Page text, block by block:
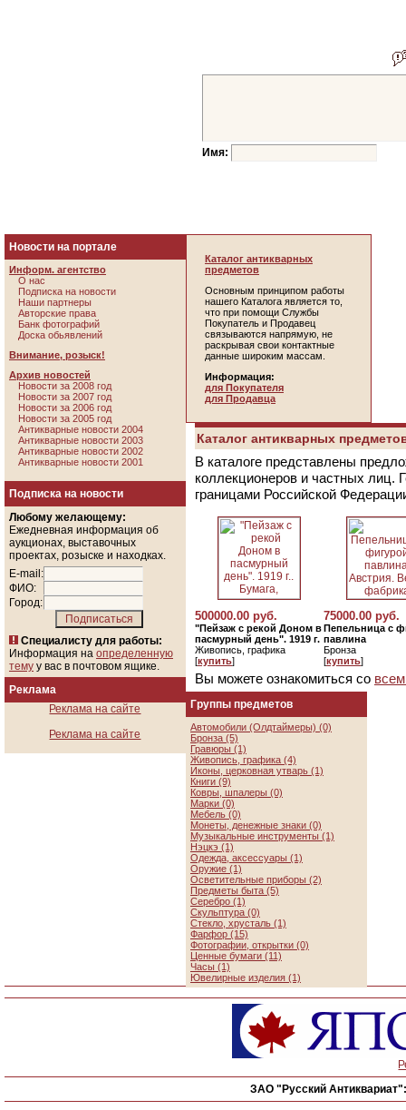
Имя:
Новости на портале
Информ. агентство
О нас
Подписка на новости
Наши партнеры
Авторские права
Банк фотографий
Доска обьявлений
Внимание, розыск!
Архив новостей
Новости за 2008 год
Новости за 2007 год
Новости за 2006 год
Новости за 2005 год
Антикварные новости 2004
Антикварные новости 2003
Антикварные новости 2002
Антикварные новости 2001
Подписка на новости
Любому желающему:
Ежедневная информация об
аукционах, выставочных
проектах, розыске и находках.
E-mail:
ФИО:
Город:
Специалисту для работы:
Информация на определенную
тему у вас в почтовом ящике.
Реклама
Реклама на сайте
Реклама на сайте
Каталог антикварных
предметов
Основным принципом работы
нашего Каталога является то,
что при помощи Службы
Покупатель и Продавец
связываются напрямую, не
раскрывая свои контактные
данные широким массам.
Информация:
для Покупателя
для Продавца
Каталог антикварных
В каталоге представлены
коллекционеров и частных лиц.
границами Российской
500000.00 руб.
"Пейзаж с рекой Доном в
пасмурный день". 1919 г.
Живопись, графика
[купить]
75000.00 руб.
Пепельница с
павлина
Бронза
[купить]
Вы можете ознакомиться со
Группы предметов
Автомобили (Олдтаймеры) (0)
Бронза (5)
Гравюры (1)
Живопись, графика (4)
Иконы, церковная утварь (1)
Книги (9)
Ковры, шпалеры (0)
Марки (0)
Мебель (0)
Монеты, денежные знаки (0)
Музыкальные инструменты (1)
Нэцкэ (1)
Одежда, аксессуары (1)
Оружие (1)
Осветительные приборы (2)
Предметы быта (5)
Серебро (1)
Скульптура (0)
Стекло, хрусталь (1)
Фарфор (15)
Фотографии, открытки (0)
Ценные бумаги (11)
Часы (1)
Ювелирные изделия (1)
ЗАО "Русский Антиквариат":